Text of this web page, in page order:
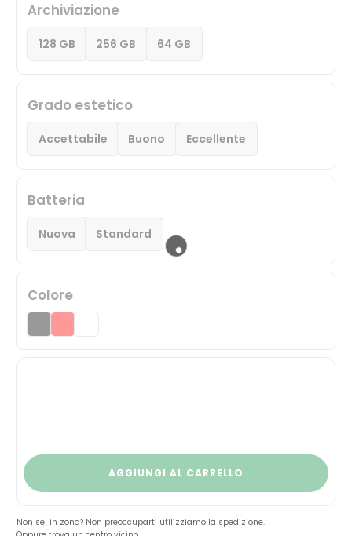
Archiviazione
128 GB 256 GB 64 GB
Grado estetico
Accettabile Buono Eccellente
Batteria
Nuova Standard
Colore
AGGIUNGI AL CARRELLO
Non sei in zona? Non preoccuparti utilizziamo la spedizione.